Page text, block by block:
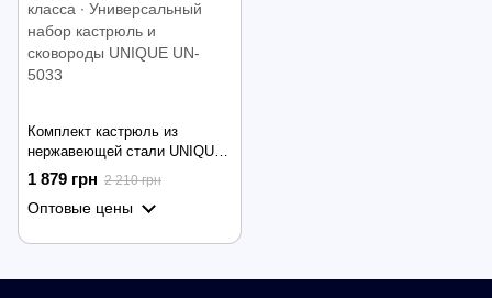
Комплект кастрюль из
нержавеющей стали UNIQUE
UN-5033 премиум-класса ∙
Универсальный набор
кастрюль и сковороды
1 879 грн 2 210 грн
Оптовые цены